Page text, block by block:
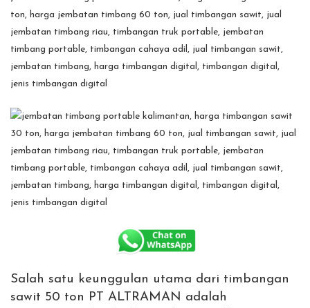
Salah satu keunggulan utama dari timbangan
sawit 50 ton PT ALTRAMAN adalah